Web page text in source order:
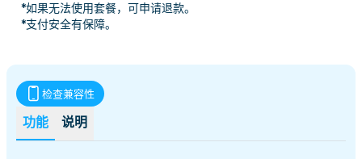
*如果无法使用套餐，可申请退款。
*支付安全有保障。
功能 说明
检查兼容性